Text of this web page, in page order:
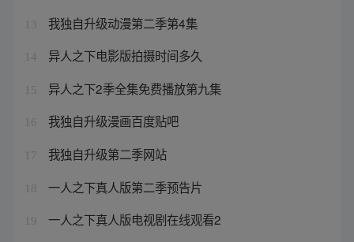
13 我独自升级动漫第二季第4集
14 异人之下电影版拍摄时间多久
15 异人之下2季全集免费播放第九集
16 我独自升级漫画百度贴吧
17 我独自升级第二季网站
18 一人之下真人版第二季预告片
19 一人之下真人版电视剧在线观看2